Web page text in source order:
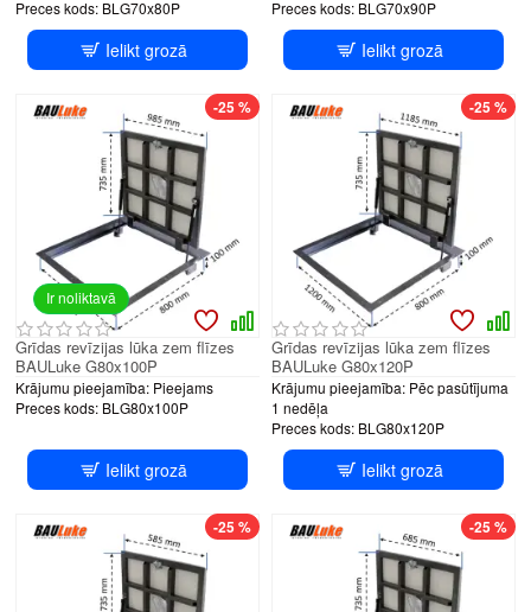
Preces kods: BLG70x80P
Ielikt grozā
Preces kods: BLG70x90P
Ielikt grozā
Ir noliktavā
-25 %
Krājumu pieejamība: Pieejams
Preces kods: BLG80x100P
Grīdas revīzijas lūka zem flīzes
BAULuke G80x100P
Ielikt grozā
-25 %
Krājumu pieejamība: Pēc pasūtījuma
1 nedēļa
Preces kods: BLG80x120P
Grīdas revīzijas lūka zem flīzes
BAULuke G80x120P
Ielikt grozā
-25 % -25 %